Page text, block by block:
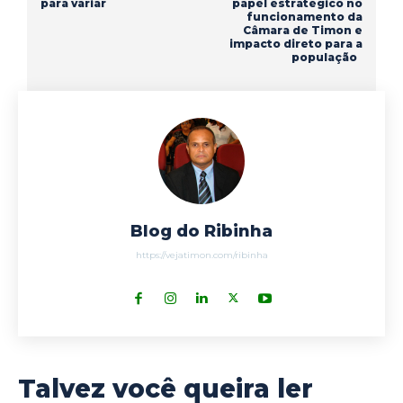
para variar
papel estratégico no
funcionamento da
Câmara de Timon e
impacto direto para a
população
Blog do Ribinha
https://vejatimon.com/ribinha
Talvez você queira ler